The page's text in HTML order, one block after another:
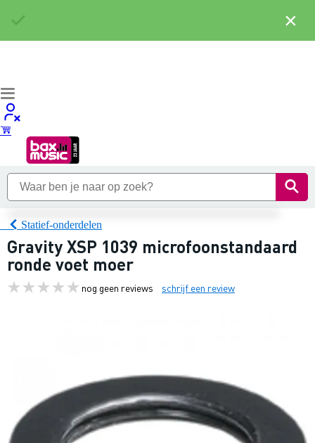
Statief-onderdelen
Gravity XSP 1039 microfoonstandaard
ronde voet moer
nog geen reviews schrijf een review
×